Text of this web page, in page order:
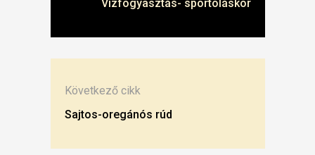
Vízfogyasztás- sportoláskor
Következő cikk
Sajtos-oregánós rúd